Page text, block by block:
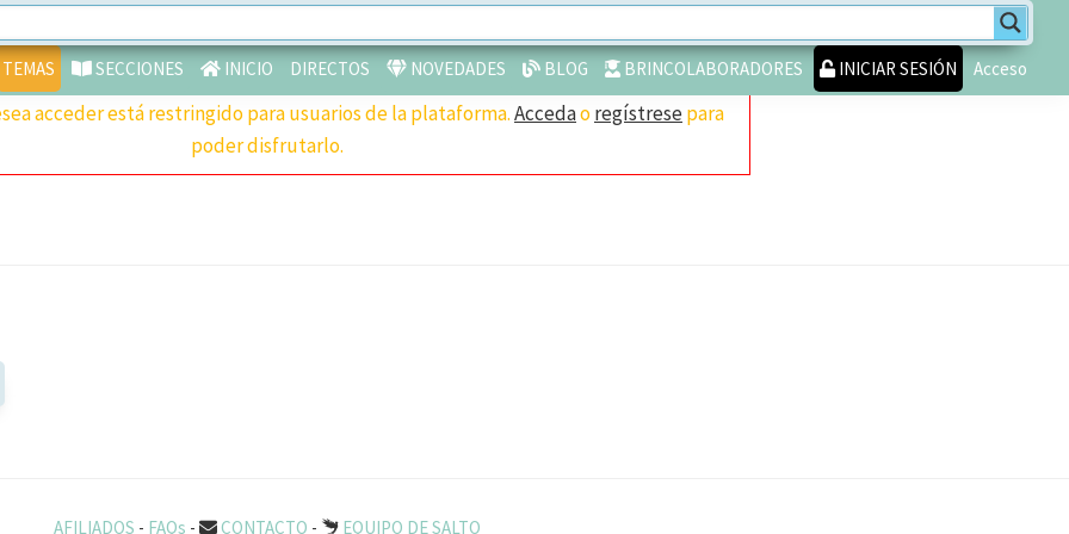
TEMAS SECCIONES INICIO DIRECTOS NOVEDADES BLOG BRINCOLABORADORES INICIAR SESIÓN Acceso
acceder está restringido para usuarios de la plataforma.Accedaoregístresepara
poder disfrutarlo.
AFILIADOS - FAQs - CONTACTO - EQUIPO DE SALTO